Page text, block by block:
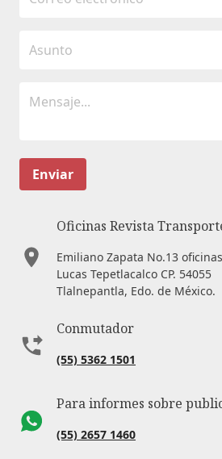
Enviar
Oficinas Revista
Emiliano Zapata No.13
Lucas Tepetlacalco CP. 54055
Tlalnepantla, Edo. de México.
Conmutador
(55) 5362 1501
Para informes sobre
(55) 2657 1460